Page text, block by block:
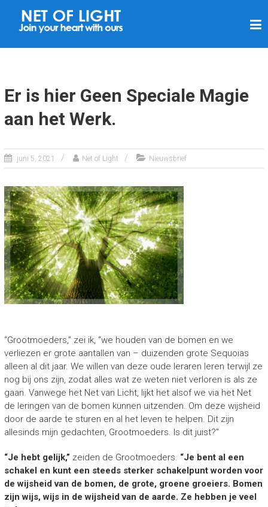
N
A
L
C
T
Er is hier Geen Speciale Magie
aan het Werk.
juni 5, 2021 Net of Light Nieuwsbrief
“Grootmoeders,” zei ik, “we houden van de bomen en we
verliezen er grote aantallen van – duizenden grote Sequoias
alleen al dit jaar. We willen van deze oude leraren leren terwijl ze
nog bij ons zijn, zodat alles wat ze weten niet verloren is als ze
gaan. Vanwege het Net van Licht, lijkt het alsof we via het Net
de leringen van de bomen kunnen uitzenden. Om deze wijsheid
door de aarde te sturen en al het leven te helpen. Dit zijn
allesinds mijn gedachten, Grootmoeders. Is dit juist?”
“Je hebt gelijk,” zeiden de Grootmoeders. “Je bent al een
schakel en kunt een steeds sterker schakelpunt worden voor
de wijsheid van de bomen, de grote, groene groeiers. Bomen
zijn wijs, wijs in de wijsheid van de aarde. Ze hebben je veel